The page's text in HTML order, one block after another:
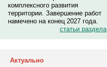
комплексного развития
территории. Завершение работ
намечено на конец 2027 года.
статьи раздела
Актуально